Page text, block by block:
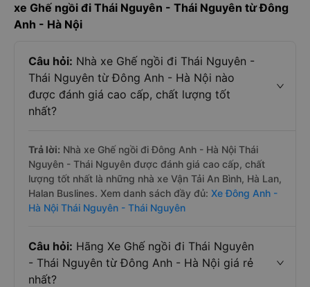
xe Ghế ngồi đi Thái Nguyên - Thái Nguyên từ Đông
Anh - Hà Nội
Câu hỏi: Nhà xe Ghế ngồi đi Thái Nguyên -
Thái Nguyên từ Đông Anh - Hà Nội nào
được đánh giá cao cấp, chất lượng tốt
nhất?
Trả lời: Nhà xe Ghế ngồi đi Đông Anh - Hà Nội Thái
Nguyên - Thái Nguyên được đánh giá cao cấp, chất
lượng tốt nhất là những nhà xe Vận Tải An Bình, Hà Lan,
Halan Buslines. Xem danh sách đầy đủ: Xe Đông Anh -
Hà Nội Thái Nguyên - Thái Nguyên
Câu hỏi: Hãng Xe Ghế ngồi đi Thái Nguyên
- Thái Nguyên từ Đông Anh - Hà Nội giá rẻ
nhất?